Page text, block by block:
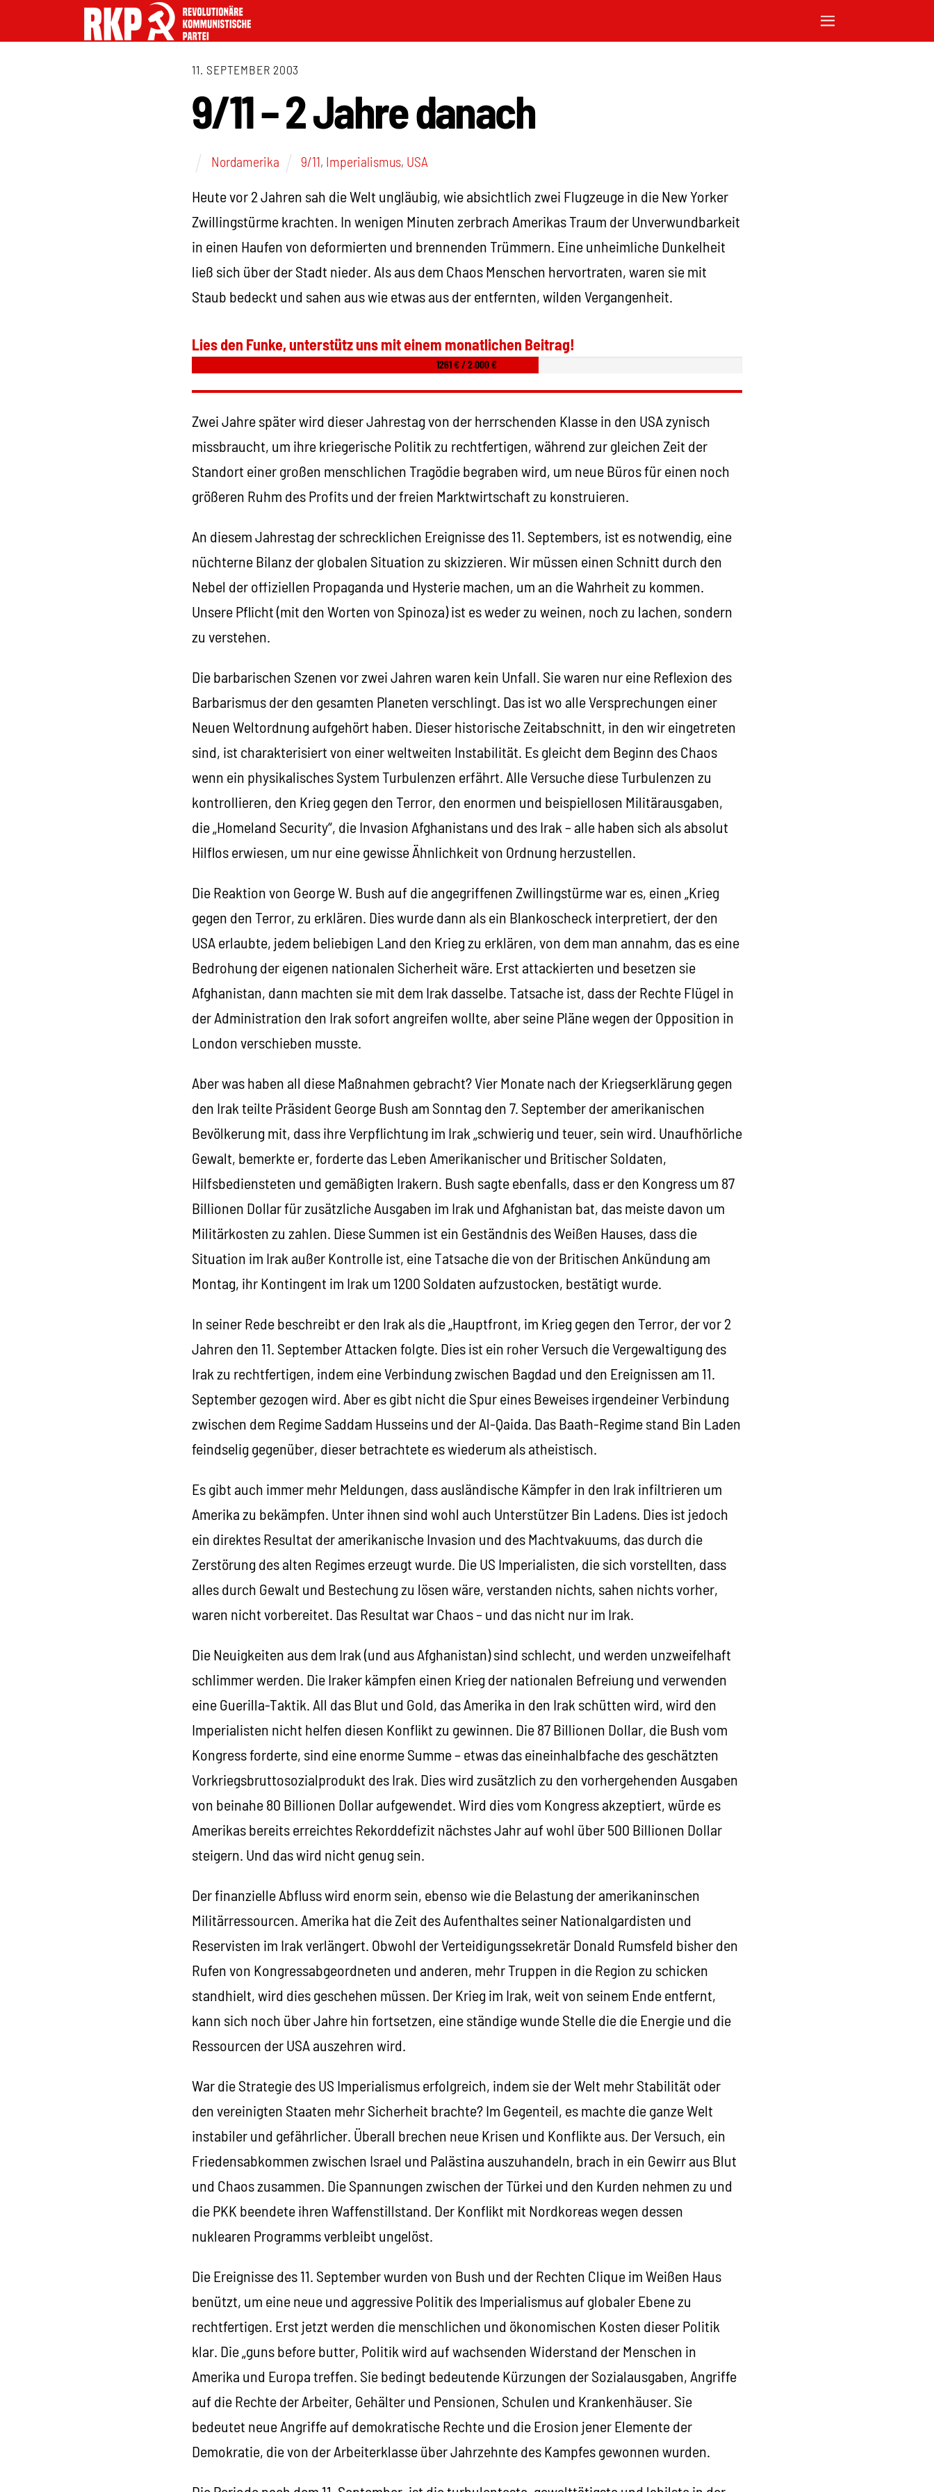
11. SEPTEMBER 2003
9/11 – 2 Jahre danach
Nordamerika 9/11, Imperialismus, USA
Heute vor 2 Jahren sah die Welt ungläubig, wie absichtlich zwei Flugzeuge in die New Yorker
Zwillingstürme krachten. In wenigen Minuten zerbrach Amerikas Traum der Unverwundbarkeit
in einen Haufen von deformierten und brennenden Trümmern. Eine unheimliche Dunkelheit
ließ sich über der Stadt nieder. Als aus dem Chaos Menschen hervortraten, waren sie mit
Staub bedeckt und sahen aus wie etwas aus der entfernten, wilden Vergangenheit.
Lies den Funke, unterstütz uns mit einem monatlichen Beitrag!
1261 € / 2.000 €
Zwei Jahre später wird dieser Jahrestag von der herrschenden Klasse in den USA zynisch
missbraucht, um ihre kriegerische Politik zu rechtfertigen, während zur gleichen Zeit der
Standort einer großen menschlichen Tragödie begraben wird, um neue Büros für einen noch
größeren Ruhm des Profits und der freien Marktwirtschaft zu konstruieren.
An diesem Jahrestag der schrecklichen Ereignisse des 11. Septembers, ist es notwendig, eine
nüchterne Bilanz der globalen Situation zu skizzieren. Wir müssen einen Schnitt durch den
Nebel der offiziellen Propaganda und Hysterie machen, um an die Wahrheit zu kommen.
Unsere Pflicht (mit den Worten von Spinoza) ist es weder zu weinen, noch zu lachen, sondern
zu verstehen.
Die barbarischen Szenen vor zwei Jahren waren kein Unfall. Sie waren nur eine Reflexion des
Barbarismus der den gesamten Planeten verschlingt. Das ist wo alle Versprechungen einer
Neuen Weltordnung aufgehört haben. Dieser historische Zeitabschnitt, in den wir eingetreten
sind, ist charakterisiert von einer weltweiten Instabilität. Es gleicht dem Beginn des Chaos
wenn ein physikalisches System Turbulenzen erfährt. Alle Versuche diese Turbulenzen zu
kontrollieren, den Krieg gegen den Terror, den enormen und beispiellosen Militärausgaben,
die „Homeland Security“, die Invasion Afghanistans und des Irak – alle haben sich als absolut
Hilflos erwiesen, um nur eine gewisse Ähnlichkeit von Ordnung herzustellen.
Die Reaktion von George W. Bush auf die angegriffenen Zwillingstürme war es, einen „Krieg
gegen den Terror, zu erklären. Dies wurde dann als ein Blankoscheck interpretiert, der den
USA erlaubte, jedem beliebigen Land den Krieg zu erklären, von dem man annahm, das es eine
Bedrohung der eigenen nationalen Sicherheit wäre. Erst attackierten und besetzen sie
Afghanistan, dann machten sie mit dem Irak dasselbe. Tatsache ist, dass der Rechte Flügel in
der Administration den Irak sofort angreifen wollte, aber seine Pläne wegen der Opposition in
London verschieben musste.
Aber was haben all diese Maßnahmen gebracht? Vier Monate nach der Kriegserklärung gegen
den Irak teilte Präsident George Bush am Sonntag den 7. September der amerikanischen
Bevölkerung mit, dass ihre Verpflichtung im Irak „schwierig und teuer, sein wird. Unaufhörliche
Gewalt, bemerkte er, forderte das Leben Amerikanischer und Britischer Soldaten,
Hilfsbediensteten und gemäßigten Irakern. Bush sagte ebenfalls, dass er den Kongress um 87
Billionen Dollar für zusätzliche Ausgaben im Irak und Afghanistan bat, das meiste davon um
Militärkosten zu zahlen. Diese Summen ist ein Geständnis des Weißen Hauses, dass die
Situation im Irak außer Kontrolle ist, eine Tatsache die von der Britischen Ankündung am
Montag, ihr Kontingent im Irak um 1200 Soldaten aufzustocken, bestätigt wurde.
In seiner Rede beschreibt er den Irak als die „Hauptfront, im Krieg gegen den Terror, der vor 2
Jahren den 11. September Attacken folgte. Dies ist ein roher Versuch die Vergewaltigung des
Irak zu rechtfertigen, indem eine Verbindung zwischen Bagdad und den Ereignissen am 11.
September gezogen wird. Aber es gibt nicht die Spur eines Beweises irgendeiner Verbindung
zwischen dem Regime Saddam Husseins und der Al-Qaida. Das Baath-Regime stand Bin Laden
feindselig gegenüber, dieser betrachtete es wiederum als atheistisch.
Es gibt auch immer mehr Meldungen, dass ausländische Kämpfer in den Irak infiltrieren um
Amerika zu bekämpfen. Unter ihnen sind wohl auch Unterstützer Bin Ladens. Dies ist jedoch
ein direktes Resultat der amerikanische Invasion und des Machtvakuums, das durch die
Zerstörung des alten Regimes erzeugt wurde. Die US Imperialisten, die sich vorstellten, dass
alles durch Gewalt und Bestechung zu lösen wäre, verstanden nichts, sahen nichts vorher,
waren nicht vorbereitet. Das Resultat war Chaos – und das nicht nur im Irak.
Die Neuigkeiten aus dem Irak (und aus Afghanistan) sind schlecht, und werden unzweifelhaft
schlimmer werden. Die Iraker kämpfen einen Krieg der nationalen Befreiung und verwenden
eine Guerilla-Taktik. All das Blut und Gold, das Amerika in den Irak schütten wird, wird den
Imperialisten nicht helfen diesen Konflikt zu gewinnen. Die 87 Billionen Dollar, die Bush vom
Kongress forderte, sind eine enorme Summe – etwas das eineinhalbfache des geschätzten
Vorkriegsbruttosozialprodukt des Irak. Dies wird zusätzlich zu den vorhergehenden Ausgaben
von beinahe 80 Billionen Dollar aufgewendet. Wird dies vom Kongress akzeptiert, würde es
Amerikas bereits erreichtes Rekorddefizit nächstes Jahr auf wohl über 500 Billionen Dollar
steigern. Und das wird nicht genug sein.
Der finanzielle Abfluss wird enorm sein, ebenso wie die Belastung der amerikaninschen
Militärressourcen. Amerika hat die Zeit des Aufenthaltes seiner Nationalgardisten und
Reservisten im Irak verlängert. Obwohl der Verteidigungssekretär Donald Rumsfeld bisher den
Rufen von Kongressabgeordneten und anderen, mehr Truppen in die Region zu schicken
standhielt, wird dies geschehen müssen. Der Krieg im Irak, weit von seinem Ende entfernt,
kann sich noch über Jahre hin fortsetzen, eine ständige wunde Stelle die die Energie und die
Ressourcen der USA auszehren wird.
War die Strategie des US Imperialismus erfolgreich, indem sie der Welt mehr Stabilität oder
den vereinigten Staaten mehr Sicherheit brachte? Im Gegenteil, es machte die ganze Welt
instabiler und gefährlicher. Überall brechen neue Krisen und Konflikte aus. Der Versuch, ein
Friedensabkommen zwischen Israel und Palästina auszuhandeln, brach in ein Gewirr aus Blut
und Chaos zusammen. Die Spannungen zwischen der Türkei und den Kurden nehmen zu und
die PKK beendete ihren Waffenstillstand. Der Konflikt mit Nordkoreas wegen dessen
nuklearen Programms verbleibt ungelöst.
Die Ereignisse des 11. September wurden von Bush und der Rechten Clique im Weißen Haus
benützt, um eine neue und aggressive Politik des Imperialismus auf globaler Ebene zu
rechtfertigen. Erst jetzt werden die menschlichen und ökonomischen Kosten dieser Politik
klar. Die „guns before butter, Politik wird auf wachsenden Widerstand der Menschen in
Amerika und Europa treffen. Sie bedingt bedeutende Kürzungen der Sozialausgaben, Angriffe
auf die Rechte der Arbeiter, Gehälter und Pensionen, Schulen und Krankenhäuser. Sie
bedeutet neue Angriffe auf demokratische Rechte und die Erosion jener Elemente der
Demokratie, die von der Arbeiterklasse über Jahrzehnte des Kampfes gewonnen wurden.